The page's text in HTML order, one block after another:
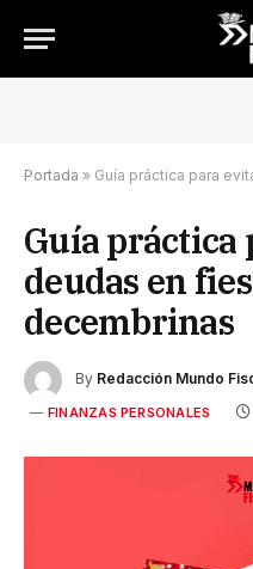
Portada » Guía práctica para
Guía práctica
deudas en
decembrinas
By Redacción Mundo
FINANZAS PERSONALES